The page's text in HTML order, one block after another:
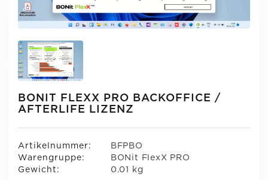
BONIT FLEXX PRO BACKOFFICE /
AFTERLIFE LIZENZ
Artikelnummer:
BFPBO
Warengruppe:
BONit FlexX PRO
Gewicht:
0.01 kg